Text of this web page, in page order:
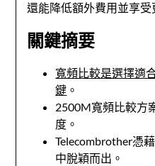
還能降低額外費用並享受
關鍵摘要
寬頻比較是選擇適
鍵 。
2500M寬頻比較方
度。
Telecombrother憑
中脫穎而出。